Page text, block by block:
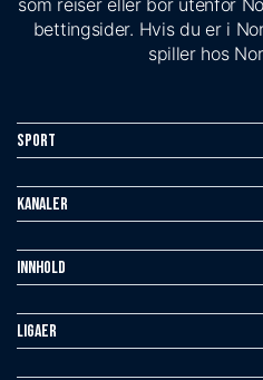
som reiser eller bor utenfor
bettingsider. Hvis du er i
spiller hos
Sport
Kanaler
Innhold
Ligaer